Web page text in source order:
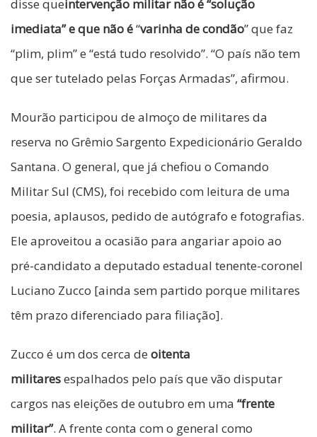
disse queintervenção militar não é “solução
imediata” e que não é“varinha de condão” que faz
“plim, plim” e “está tudo resolvido”. “O país não tem
que ser tutelado pelas Forças Armadas”, afirmou.
Mourão participou de almoço de militares da
reserva no Grêmio Sargento Expedicionário Geraldo
Santana. O general, que já chefiou o Comando
Militar Sul (CMS), foi recebido com leitura de uma
poesia, aplausos, pedido de autógrafo e fotografias.
Ele aproveitou a ocasião para angariar apoio ao
pré-candidato a deputado estadual tenente-coronel
Luciano Zucco [ainda sem partido porque militares
têm prazo diferenciado para filiação].
Zucco é um dos cerca de oitenta
militaresespalhados pelo país que vão disputar
cargos nas eleições de outubro em uma “frente
militar”. A frente conta com o general como